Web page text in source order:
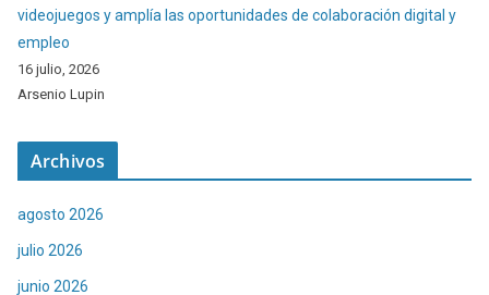
videojuegos y amplía las oportunidades de colaboración digital y
empleo
16 julio, 2026
Arsenio Lupin
Archivos
agosto 2026
julio 2026
junio 2026